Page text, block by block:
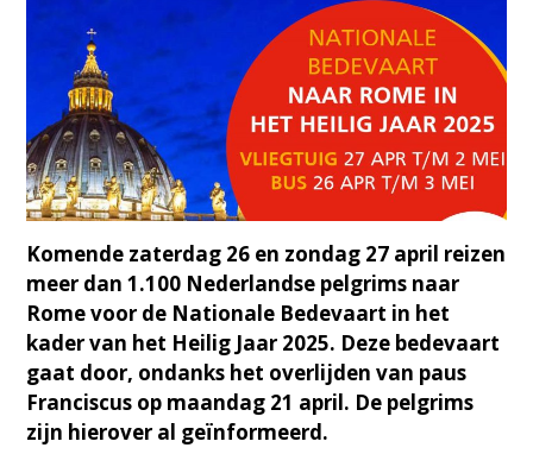
Komende zaterdag 26 en zondag 27 april reizen
meer dan 1.100 Nederlandse pelgrims naar
Rome voor de Nationale Bedevaart in het
kader van het Heilig Jaar 2025. Deze bedevaart
gaat door, ondanks het overlijden van paus
Franciscus op maandag 21 april. De pelgrims
zijn hierover al geïnformeerd.